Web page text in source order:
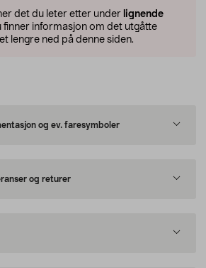
det du leter etter under lignende
finner informasjon om det utgåtte
lengre ned på denne siden.
og ev. faresymboler
og returer